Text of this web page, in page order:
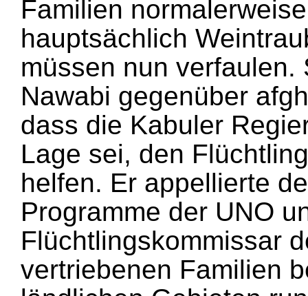
Familien
hauptsächlich
müssen nun
Nawabi gegenüber
dass die Kabuler
Lage sei, den
helfen. Er appellierte
Programme der UNO
Flüchtlingskommissar
vertriebenen Familien